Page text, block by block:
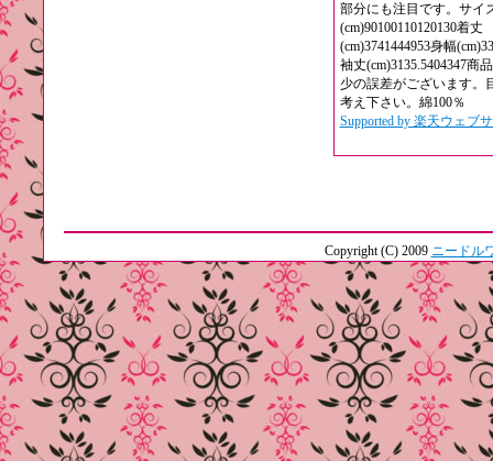
部分にも注目です。サイ
(cm)90100110120130着丈
(cm)3741444953身幅
袖丈(cm)3135.5404347商
少の誤差がございます。
考え下さい。綿100％
Supported by 楽天ウェブ
Copyright (C) 2009 ニードル